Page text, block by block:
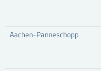
Aachen-Panneschopp